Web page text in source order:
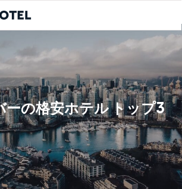
ーの格安ホテル トップ3